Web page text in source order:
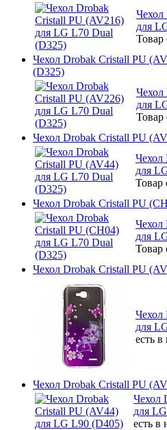
Чехол
для
Товар
Чехол Drobak Cristall PU
(D325)
Чехол
для
Товар
Чехол Drobak Cristall PU
Чехол
для
Товар
Чехол Drobak Cristall PU
Чехол
для
Товар
Чехол Drobak Cristall PU
Чехол
для
есть
Чехол Drobak Cristall PU
Чехол
для
есть в